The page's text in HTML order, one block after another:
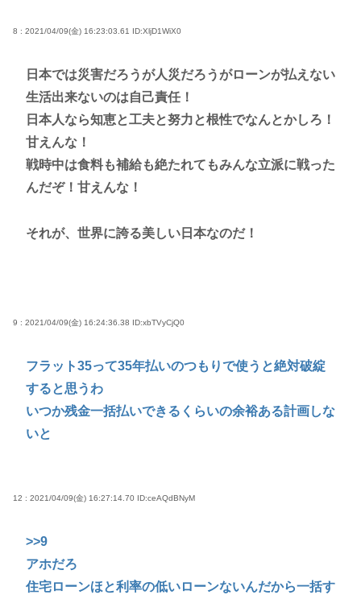
8 : 2021/04/09(金) 16:23:03.61 ID:XljD1WiX0
日本では災害だろうが人災だろうがローンが払えない
生活出来ないのは自己責任！
日本人なら知恵と工夫と努力と根性でなんとかしろ！
甘えんな！
戦時中は食料も補給も絶たれてもみんな立派に戦った
んだぞ！甘えんな！
それが、世界に誇る美しい日本なのだ！
9 : 2021/04/09(金) 16:24:36.38 ID:xbTVyCjQ0
フラット35って35年払いのつもりで使うと絶対破綻
すると思うわ
いつか残金一括払いできるくらいの余裕ある計画しな
いと
12 : 2021/04/09(金) 16:27:14.70 ID:ceAQdBNyM
>>9
アホだろ
住宅ローンほと利率の低いローンないんだから一括す